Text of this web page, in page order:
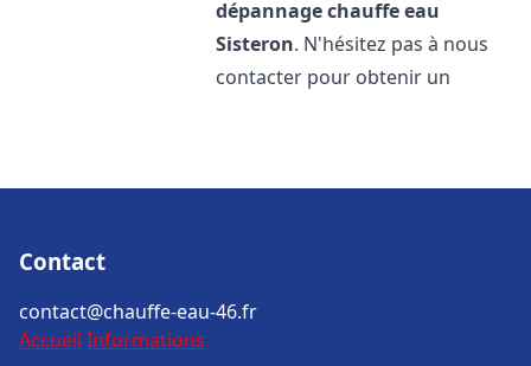
dépannage chauffe eau
Sisteron. N'hésitez pas à nous
contacter pour obtenir un
Contact
contact@chauffe-eau-46.fr
Accueil Informations